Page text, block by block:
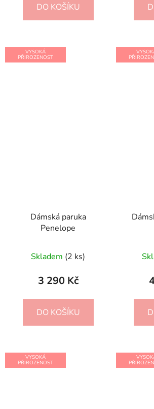
DO KOŠÍKU
VYSOKÁ
PŘIROZENOST
Dámská paruka
Penelope
Skladem (2 ks)
3 290 Kč
DO KOŠÍKU
VYSOKÁ
PŘIROZENOST